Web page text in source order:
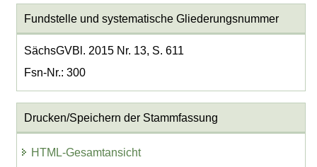
Fundstelle und systematische Gliederungsnummer
SächsGVBl. 2015 Nr. 13, S. 611
Fsn-Nr.: 300
Drucken/Speichern der Stammfassung
HTML-Gesamtansicht